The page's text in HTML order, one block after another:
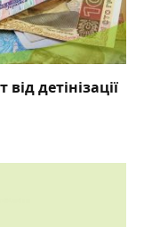
детінізації